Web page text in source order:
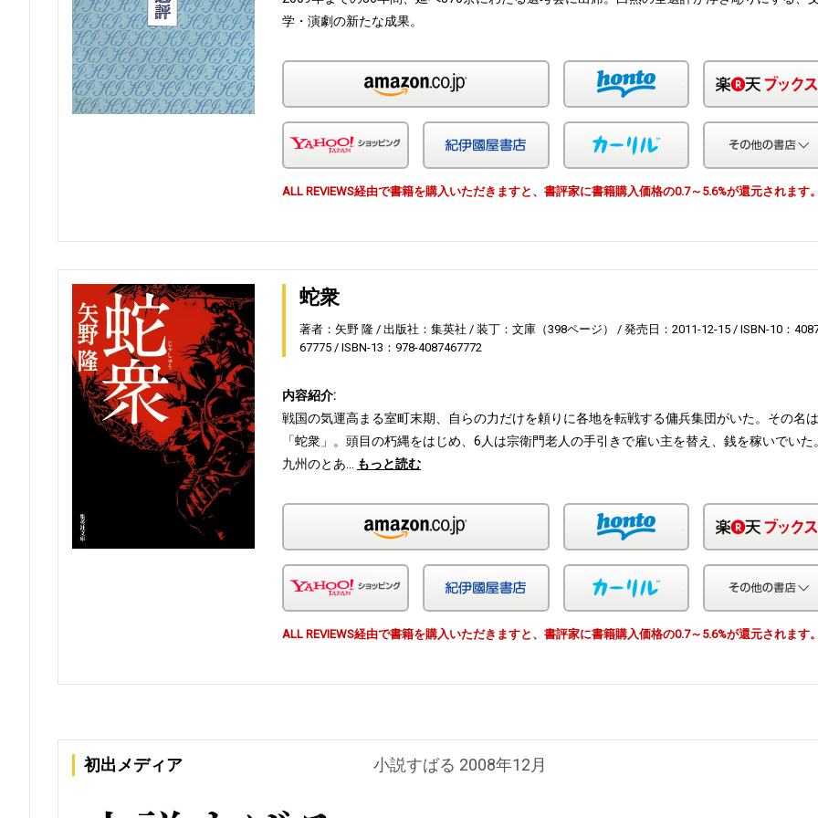
学・演劇の新たな成果。
honto
Yahoo!ショッピング 紀伊国屋 カーリル
ALL REVIEWS経由で書籍を購入いただきますと、書評家に書籍購入価格の0.7～5.6%が還元されます。
蛇衆
著者：矢野 隆 出版社：集英社 装丁：文庫（398ページ） 発売日：2011-12-15
ISBN-10：
67775
ISBN-13：978-4087467772
内容紹介:
戦国の気運高まる室町末期、自らの力だけを頼りに各地を転戦する傭兵集団がいた。その名は
「蛇衆」。頭目の朽縄をはじめ、6人は宗衛門老人の手引きで雇い主を替え、銭を稼いでいた。
九州のとあ…
もっと読む
honto
Yahoo!ショッピング 紀伊国屋 カーリル
ALL REVIEWS経由で書籍を購入いただきますと、書評家に書籍購入価格の0.7～5.6%が還元されます。
初出メディア 小説すばる 2008年12月